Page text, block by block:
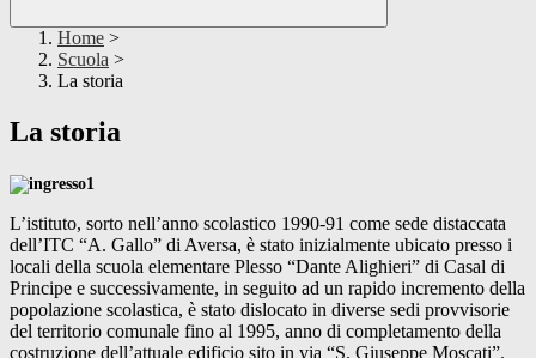
Home >
Scuola >
La storia
La storia
L’istituto, sorto nell’anno scolastico 1990-91 come sede distaccata
dell’ITC “A. Gallo” di Aversa, è stato inizialmente ubicato presso i
locali della scuola elementare Plesso “Dante Alighieri” di Casal di
Principe e successivamente, in seguito ad un rapido incremento della
popolazione scolastica, è stato dislocato in diverse sedi provvisorie
del territorio comunale fino al 1995, anno di completamento della
costruzione dell’attuale edificio sito in via “S. Giuseppe Moscati”.